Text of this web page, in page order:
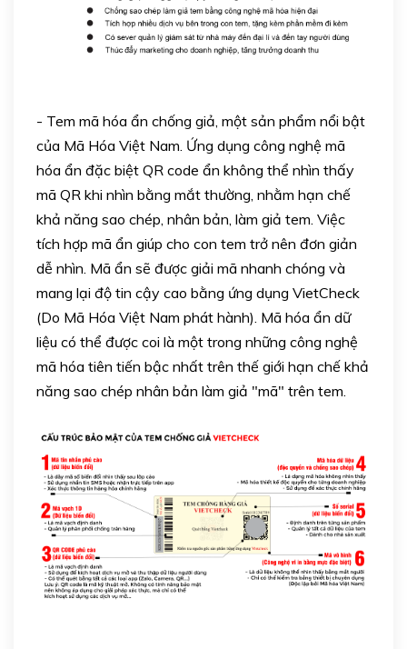
- Tem mã hóa ẩn chống giả, một sản phẩm nổi bật
của Mã Hóa Việt Nam. Ứng dụng công nghệ mã
hóa ẩn đặc biệt QR code ẩn không thể nhìn thấy
mã QR khi nhìn bằng mắt thường, nhằm hạn chế
khả năng sao chép, nhân bản, làm giả tem. Việc
tích hợp mã ẩn giúp cho con tem trở nên đơn giản
dễ nhìn. Mã ẩn sẽ được giải mã nhanh chóng và
mang lại độ tin cậy cao bằng ứng dụng VietCheck
(Do Mã Hóa Việt Nam phát hành). Mã hóa ẩn dữ
liệu có thể được coi là một trong những công nghệ
mã hóa tiên tiến bậc nhất trên thế giới hạn chế khả
năng sao chép nhân bản làm giả "mã" trên tem.